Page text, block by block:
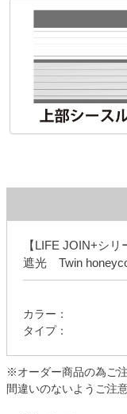
必
【LIFE JOIN+シ
遮光 Twin
カラー：
タイプ：
※オーダー商品の為ご
間違いのないようご注意